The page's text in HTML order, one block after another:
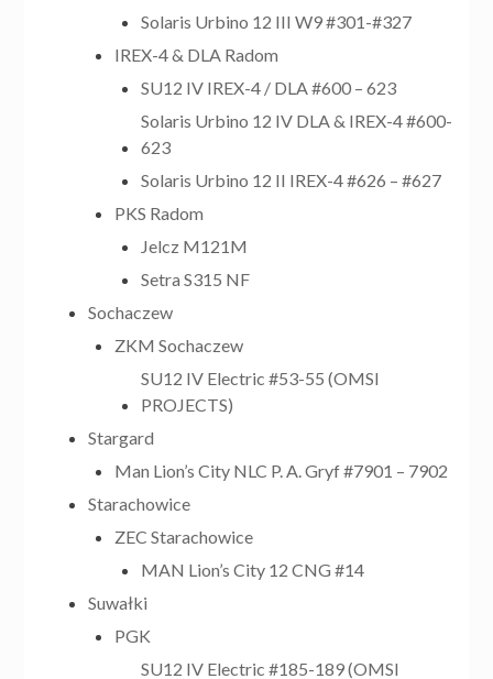
Solaris Urbino 12 III W9 #301-#327
IREX-4 & DLA Radom
SU12 IV IREX-4 / DLA #600 – 623
Solaris Urbino 12 IV DLA & IREX-4 #600-
623
Solaris Urbino 12 II IREX-4 #626 – #627
PKS Radom
Jelcz M121M
Setra S315 NF
Sochaczew
ZKM Sochaczew
SU12 IV Electric #53-55 (OMSI
PROJECTS)
Stargard
Man Lion’s City NLC P. A. Gryf #7901 – 7902
Starachowice
ZEC Starachowice
MAN Lion’s City 12 CNG #14
Suwałki
PGK
SU12 IV Electric #185-189 (OMSI